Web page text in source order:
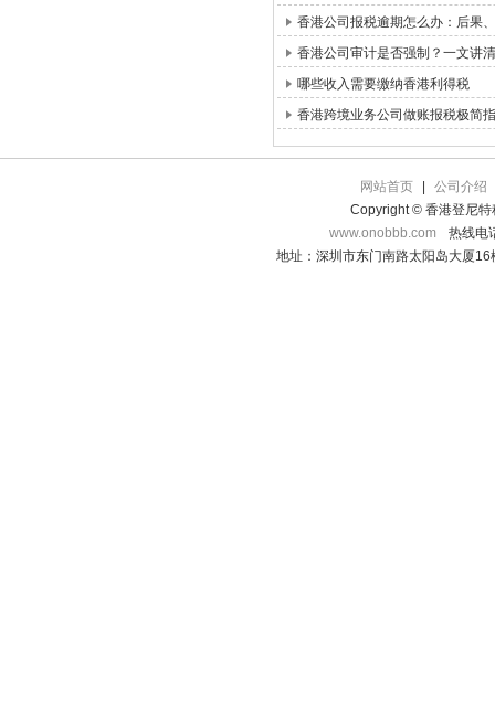
香港公司报税逾期怎么办：后果
香港公司审计是否强制？一文讲清
哪些收入需要缴纳香港利得税
香港跨境业务公司做账报税极简
网站首页
公司介绍
Copyright © 香港登尼特
www.onobbb.com
热线电
地址：深圳市东门南路太阳岛大厦